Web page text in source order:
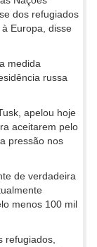
dos refugiados
Europa, disse
medida
russa
apelou hoje
aceitarem pelo
pressão nos
de verdadeira
menos 100 mil
refugiados,